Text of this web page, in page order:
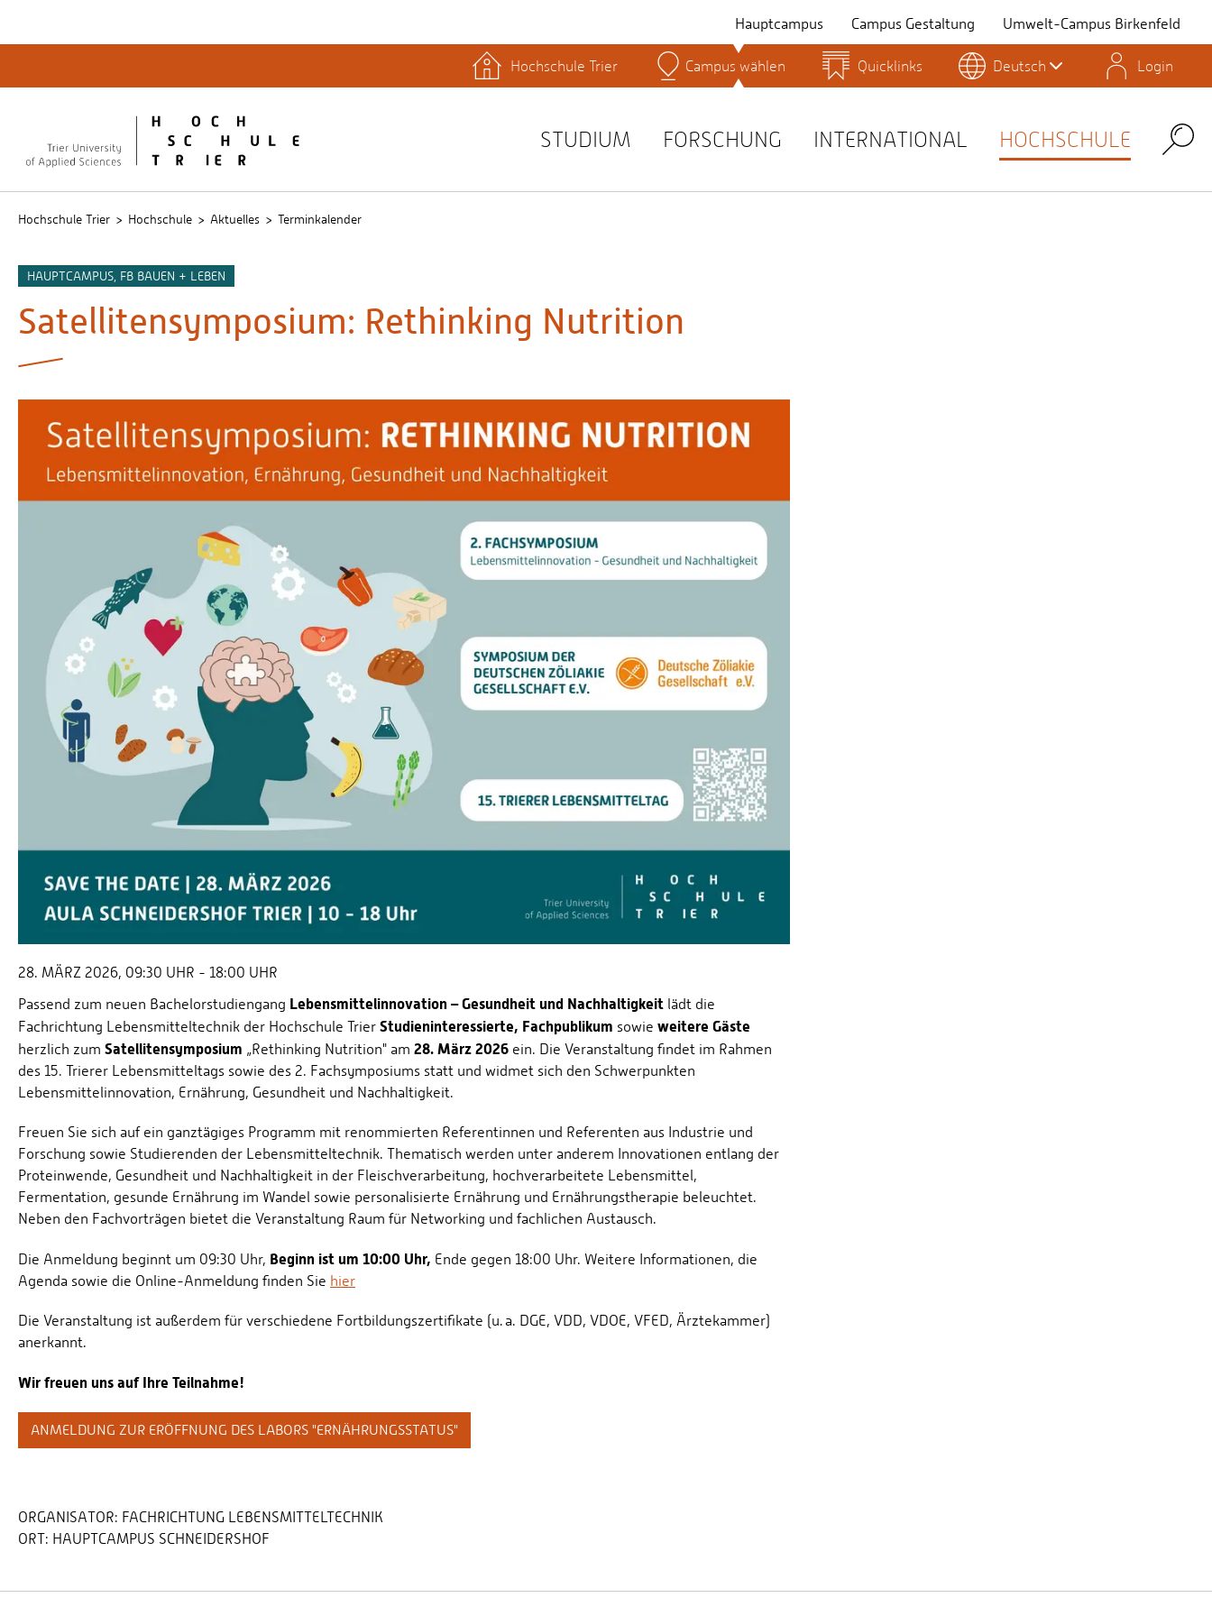
Hauptcampus Campus Gestaltung Umwelt-Campus Birkenfeld
Lernplattformen
Personensuche
Studienservice
Stud.IP
Hochschule Trier Campus wählen Quicklinks Deutsch Login
STUDIUM FORSCHUNG INTERNATIONAL HOCHSCHULE Search
Hochschule Trier Hochschule Aktuelles Terminkalender
HAUPTCAMPUS, FB BAUEN + LEBEN
Satellitensymposium: Rethinking Nutrition
28. MÄRZ 2026, 09:30 UHR - 18:00 UHR
Passend zum neuen Bachelorstudiengang Lebensmittelinnovation – Gesundheit und Nachhaltigkeit lädt die
Fachrichtung Lebensmitteltechnik der Hochschule Trier Studieninteressierte, Fachpublikum sowie weitere Gäste
herzlich zum Satellitensymposium „Rethinking Nutrition" am 28. März 2026 ein. Die Veranstaltung findet im Rahmen
des 15. Trierer Lebensmitteltags sowie des 2. Fachsymposiums statt und widmet sich den Schwerpunkten
Lebensmittelinnovation, Ernährung, Gesundheit und Nachhaltigkeit.
Freuen Sie sich auf ein ganztägiges Programm mit renommierten Referentinnen und Referenten aus Industrie und
Forschung sowie Studierenden der Lebensmitteltechnik. Thematisch werden unter anderem Innovationen entlang der
Proteinwende, Gesundheit und Nachhaltigkeit in der Fleischverarbeitung, hochverarbeitete Lebensmittel,
Fermentation, gesunde Ernährung im Wandel sowie personalisierte Ernährung und Ernährungstherapie beleuchtet.
Neben den Fachvorträgen bietet die Veranstaltung Raum für Networking und fachlichen Austausch.
Die Anmeldung beginnt um 09:30 Uhr, Beginn ist um 10:00 Uhr, Ende gegen 18:00 Uhr. Weitere Informationen, die
Agenda sowie die Online-Anmeldung finden Sie hier
Die Veranstaltung ist außerdem für verschiedene Fortbildungszertifikate (u. a. DGE, VDD, VDOE, VFED, Ärztekammer)
anerkannt.
Wir freuen uns auf Ihre Teilnahme!
ANMELDUNG ZUR ERÖFFNUNG DES LABORS "ERNÄHRUNGSSTATUS"
ORGANISATOR: FACHRICHTUNG LEBENSMITTELTECHNIK
ORT: HAUPTCAMPUS SCHNEIDERSHOF